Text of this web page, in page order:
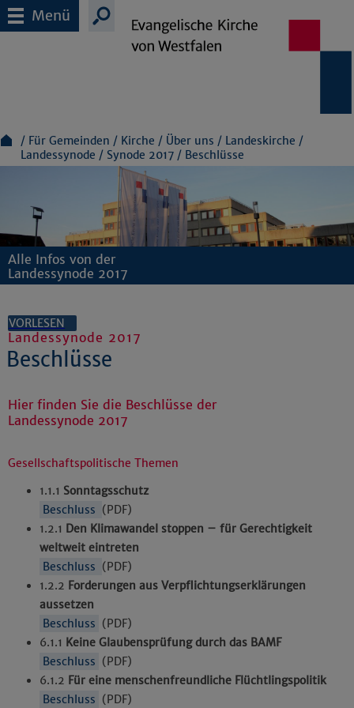
Menü
Für Gemeinden Kirche Über uns
Landeskirche
Landessynode
Synode 2017 Beschlüsse
Alle Infos von der
Landessynode 2017
VORLESEN
Landessynode 2017
Beschlüsse
Hier finden Sie die Beschlüsse der
Landessynode 2017
Gesellschaftspolitische Themen
1.1.1 Sonntagsschutz
Beschluss (PDF)
1.2.1 Den Klimawandel stoppen – für Gerechtigkeit
weltweit eintreten
Beschluss (PDF)
1.2.2 Forderungen aus Verpflichtungserklärungen
aussetzen
Beschluss (PDF)
6.1.1 Keine Glaubensprüfung durch das BAMF
Beschluss (PDF)
6.1.2 Für eine menschenfreundliche Flüchtlingspolitik
Beschluss (PDF)